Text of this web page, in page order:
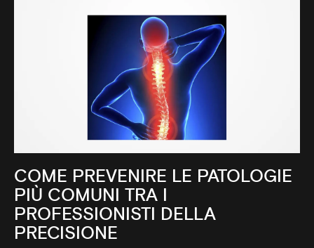
COME PREVENIRE LE PATOLOGIE
PIÙ COMUNI TRA I
PROFESSIONISTI DELLA
PRECISIONE